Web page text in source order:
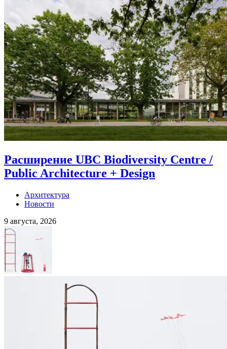
Расширение UBC Biodiversity Centre /
Public Architecture + Design
Архитектура
Новости
9 августа, 2026